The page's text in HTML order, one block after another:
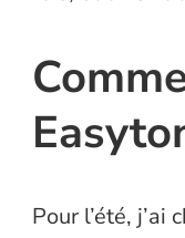
Pour l’été, j’ai